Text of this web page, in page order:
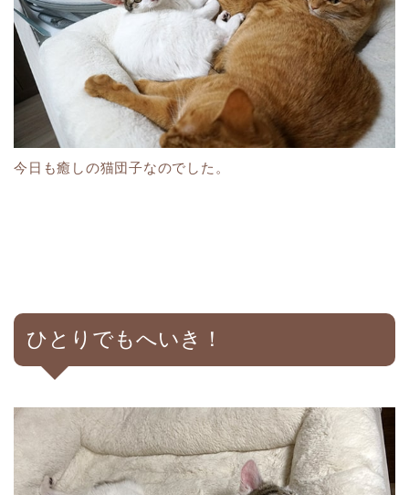
今日も癒しの猫団子なのでした。
ひとりでもへいき！